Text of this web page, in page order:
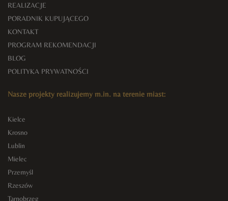
REALIZACJE
PORADNIK KUPUJĄCEGO
KONTAKT
PROGRAM REKOMENDACJI
BLOG
POLITYKA PRYWATNOŚCI
Nasze projekty realizujemy m.in. na terenie miast:
Kielce
Krosno
Lublin
Mielec
Przemyśl
Rzeszów
Tarnobrzeg